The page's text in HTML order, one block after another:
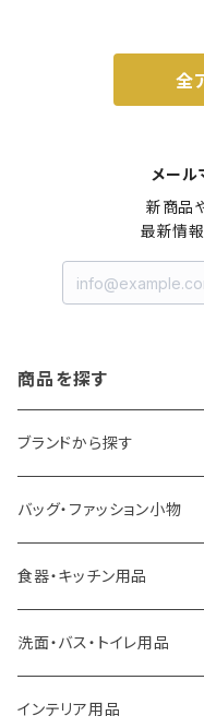
全
メール
新商品
最新情報
商品を探す
ブランドから探す
LOQI
ideaco
a.depeche
ROOTOTE
バッグ・ファッション小物
エコバッグ
アクセサリー
トートバッグ
食器・キッチン用品
キッチンラック
キッチンペーパーホルダー
洗面・バス・トイレ用品
洗面用品
インテリア用品